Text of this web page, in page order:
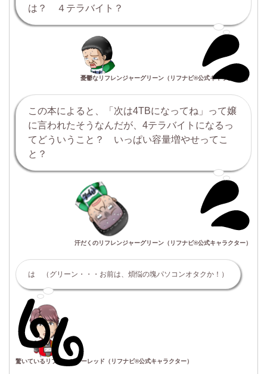
は？ ４テラバイト？
憂鬱なリフレンジャーグリーン（リフナビ®公式キャラクター）
この本によると、「次は4TBになってね」って嬢
に言われたそうなんだが、4テラバイトになるっ
てどういうこと？ いっぱい容量増やせってこ
と？
汗だくのリフレンジャーグリーン（リフナビ®公式キャラクター）
は （グリーン・・・お前は、煩悩の塊パソコンオタクか！）
驚いているリフレンジャーレッド（リフナビ®公式キャラクター）